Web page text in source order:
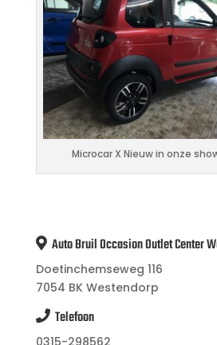
Microcar X Nieuw in onze
Auto Bruil Occasion Outlet Center
Doetinchemseweg 116
7054 BK Westendorp
Telefoon
0315-298562